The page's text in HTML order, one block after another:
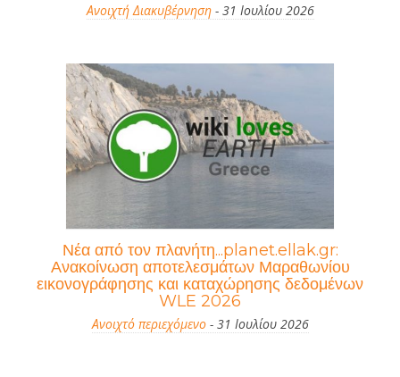
Ανοιχτή Διακυβέρνηση- 31 Ιουλίου 2026
Νέα από τον πλανήτη...planet.ellak.gr:
Ανακοίνωση αποτελεσμάτων Μαραθωνίου
εικονογράφησης και καταχώρησης δεδομένων
WLE 2026
Ανοιχτό περιεχόμενο- 31 Ιουλίου 2026